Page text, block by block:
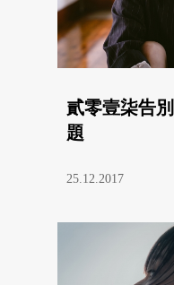
貳零壹柒告
題
25.12.2017